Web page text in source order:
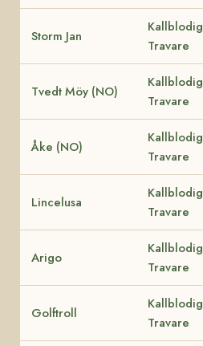
Storm Jan
Kallblodig
Travare
Tvedt Möy (NO)
Kallblodig
Travare
Åke (NO)
Kallblodig
Travare
Lincelusa
Kallblodig
Travare
Arigo
Kallblodig
Travare
Golftroll
Kallblodig
Travare